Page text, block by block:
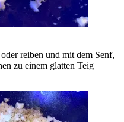
reiben und mit dem Senf,
zu einem glatten Teig